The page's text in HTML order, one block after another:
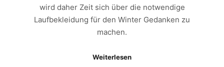
wird daher Zeit sich über die notwendige
Laufbekleidung für den Winter Gedanken zu
machen.
Weiterlesen